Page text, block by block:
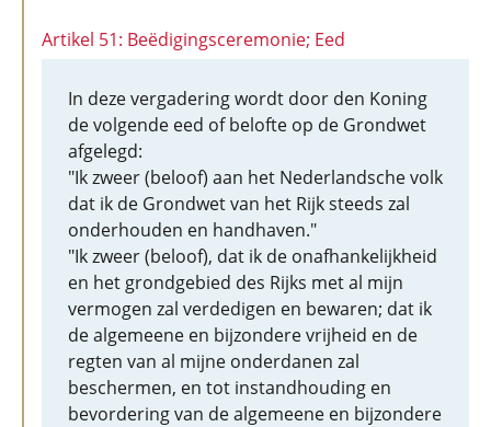
Artikel 51: Beëdigingsceremonie; Eed
In deze vergadering wordt door den Koning
de volgende eed of belofte op de Grondwet
afgelegd:
"Ik zweer (beloof) aan het Nederlandsche volk
dat ik de Grondwet van het Rijk steeds zal
onderhouden en handhaven."
"Ik zweer (beloof), dat ik de onafhankelijkheid
en het grondgebied des Rijks met al mijn
vermogen zal verdedigen en bewaren; dat ik
de algemeene en bijzondere vrijheid en de
regten van al mijne onderdanen zal
beschermen, en tot instandhouding en
bevordering van de algemeene en bijzondere